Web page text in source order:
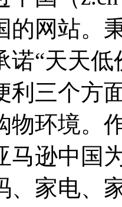
的网站。
诺“天天
利三个方
物环境。
马逊中国
、家电、